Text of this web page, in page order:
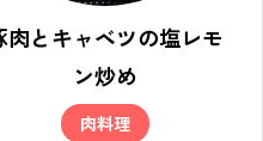
肉とキャベツの塩レモ
ン炒め
肉料理